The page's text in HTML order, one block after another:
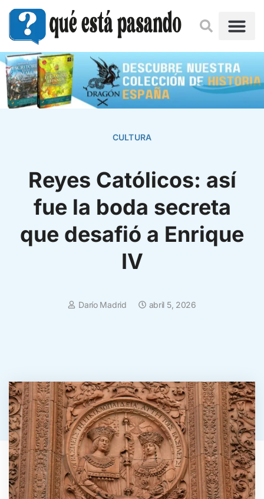
CULTURA
Reyes Católicos: así
fue la boda secreta
que desafió a Enrique
IV
Darío Madrid abril 5, 2026